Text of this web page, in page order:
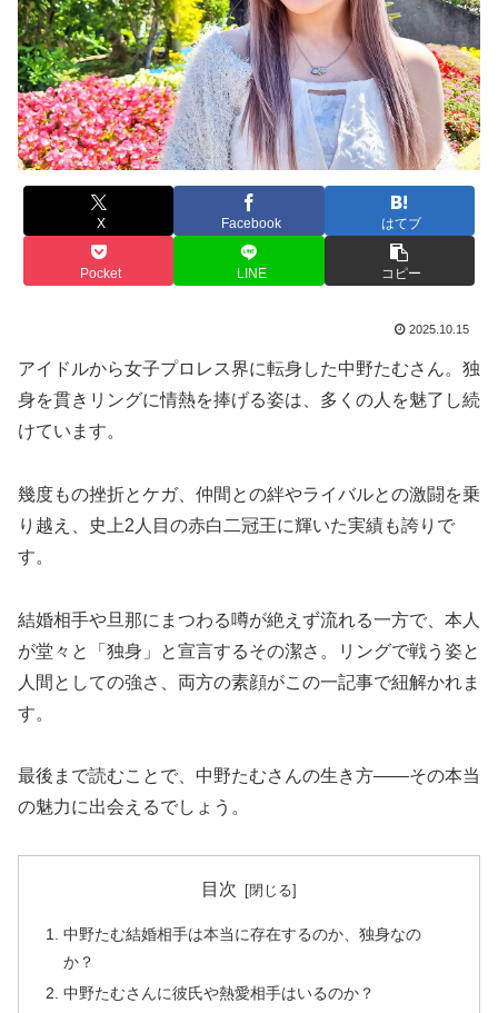
X Facebook はてブ
Pocket LINE コピー
2025.10.15
アイドルから女子プロレス界に転身した中野たむさん。独
身を貫きリングに情熱を捧げる姿は、多くの人を魅了し続
けています。
幾度もの挫折とケガ、仲間との絆やライバルとの激闘を乗
り越え、史上2人目の赤白二冠王に輝いた実績も誇りで
す。
結婚相手や旦那にまつわる噂が絶えず流れる一方で、本人
が堂々と「独身」と宣言するその潔さ。リングで戦う姿と
人間としての強さ、両方の素顔がこの一記事で紐解かれま
す。
最後まで読むことで、中野たむさんの生き方――その本当
の魅力に出会えるでしょう。
目次
中野たむ結婚相手は本当に存在するのか、独身なの
か？
中野たむさんに彼氏や熱愛相手はいるのか？